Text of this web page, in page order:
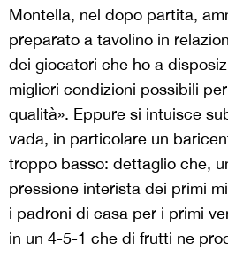
Montella, nel dopo partita,
preparato a tavolino in
dei giocatori che ho a
migliori condizioni possibili
qualità». Eppure si intuisce
vada, in particolare un
troppo basso: dettaglio che,
pressione interista dei primi
i padroni di casa per i primi
in un 4-5-1 che di frutti ne